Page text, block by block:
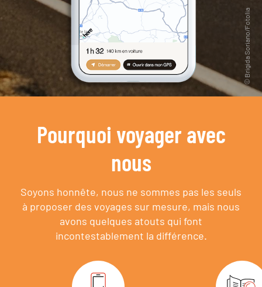
Pourquoi voyager avec
nous
Soyons honnête, nous ne sommes pas les seuls
à proposer des voyages sur mesure, mais nous
avons quelques atouts qui font
incontestablement la différence.